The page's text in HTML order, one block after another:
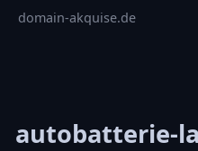
domain-akquise.de
autobatterie-